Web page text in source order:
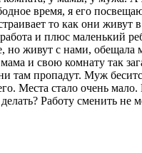
время, я его
то как они живут
и плюс маленький
но живут с нами, обещала
и свою комнату так
пропадут. Муж
Места стало очень
Работу сменить не